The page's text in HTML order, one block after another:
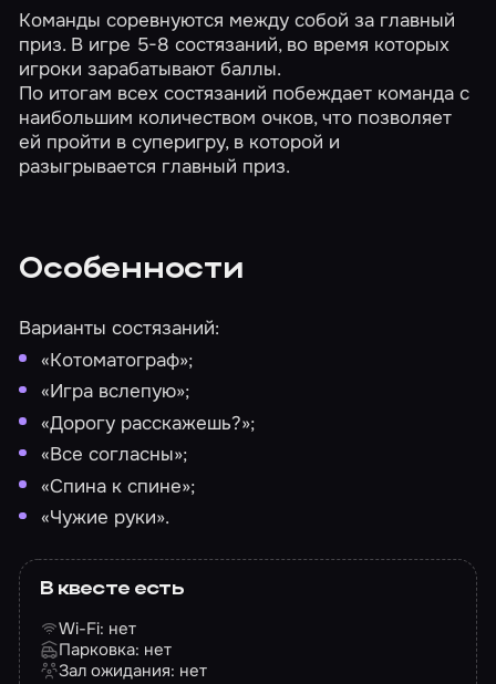
Команды соревнуются между собой за главный
приз. В игре 5-8 состязаний, во время которых
игроки зарабатывают баллы.
По итогам всех состязаний побеждает команда с
наибольшим количеством очков, что позволяет
ей пройти в суперигру, в которой и
разыгрывается главный приз.
Особенности
Варианты состязаний:
«Котоматограф»;
«Игра вслепую»;
«Дорогу расскажешь?»;
«Все согласны»;
«Спина к спине»;
«Чужие руки».
В квесте есть
Wi-Fi: нет
Парковка: нет
Зал ожидания: нет